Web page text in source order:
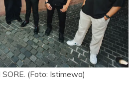
SORE. (Foto: Istimewa)